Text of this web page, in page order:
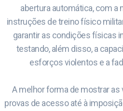
abertura automática, com a
instruções de treino físico
garantir as condições físicas
testando, além disso, a
esforços violentos e a
A melhor forma de mostrar as
provas de acesso até à